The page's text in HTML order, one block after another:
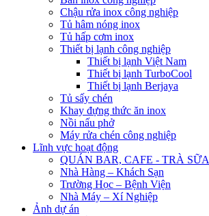
Chậu rửa inox công nghiệp
Tủ hâm nóng inox
Tủ hấp cơm inox
Thiết bị lạnh công nghiệp
Thiết bị lạnh Việt Nam
Thiết bị lạnh TurboCool
Thiết bị lạnh Berjaya
Tủ sấy chén
Khay đựng thức ăn inox
Nồi nấu phở
Máy rửa chén công nghiệp
Lĩnh vực hoạt động
QUÁN BAR, CAFE - TRÀ SỮA
Nhà Hàng – Khách Sạn
Trường Học – Bệnh Viện
Nhà Máy – Xí Nghiệp
Ảnh dự án